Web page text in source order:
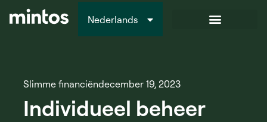
Nederlands
Italiano
Slimme financiëndecember 19, 2023
Individueel beheer